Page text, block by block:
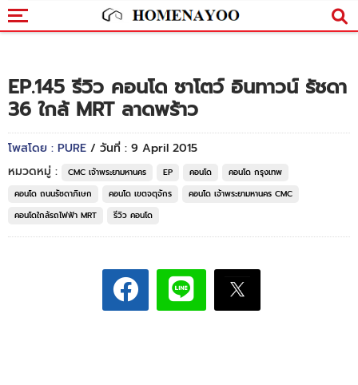
EP.145 รีวิว คอนโด ชาโตว์ อินทาวน์ รัชดา
36 ใกล้ MRT ลาดพร้าว
โพสโดย : PURE / วันที่ : 9 April 2015
หมวดหมู่ :
CMC เจ้าพระยามหานคร EP คอนโด
คอนโด กรุงเทพ
คอนโด ถนนรัชดาภิเษก
คอนโด เขตจตุจักร
คอนโด เจ้าพระยามหานคร CMC
คอนโดใกล้รถไฟฟ้า MRT
รีวิว คอนโด